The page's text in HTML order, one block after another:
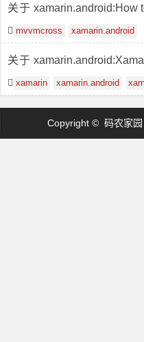
关于 xamarin.android:How
or MvxItemTemplate
mvvmcross xamarin.android
关于
在 PopModalAsync 后未触
xamarin xamarin.android
Copyright © 码农家园